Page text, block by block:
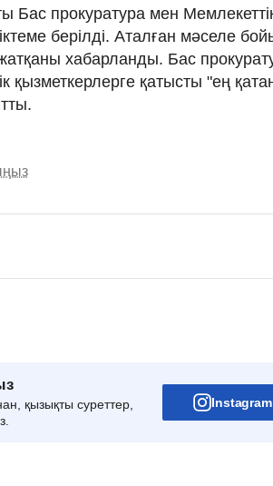
Бас прокуратура мен
берілді. Аталған мәселе
хабарланды. Бас
қызметкерлерге қатысты "ең
қызықты суреттер,
Instagram